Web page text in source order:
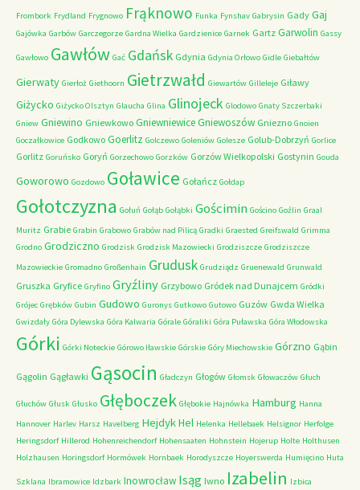
Frombork Frydland Frygnowo Frąknowo Funka Fynshav Gabrysin Gady Gaj
Gajówka Garbów Garczegorze Gardna Wielka Gardzienice Garnek Gartz Garwolin Gassy
Gawłowo Gawłów Gać Gdańsk Gdynia Gdynia Orłowo Gidle Giebałtów
Gierwaty Gierłoż Giethoorn Gietrzwałd Giewartów Gilleleje Giławy
Giżycko Giżycko Olsztyn Glaucha Glina Glinojeck Glodowo Gnaty Szczerbaki
Gniew Gniewino Gniewkowo GniewniewiceGniewoszów Gniezno Gnoien
Goczałkowice Godkowo Goerlitz Golczewo Goleniów Golesze Golub-Dobrzyń Gorlice
Gorlitz Goruńsko Goryń Gorzechowo Gorzków Gorzów Wielkopolski Gostynin Gouda
Goworowo Gozdowo Goławice Gołańcz Gołdap
Gołotczyzna Gołuń Gołąb Gołąbki Gościmin Gościno Goźlin Graal
Muritz Grabie Grabin Grabowo Grabów nad Pilicą Gradki Graested Greifswald Grimma
Grodno Grodziczno Grodzisk Grodzisk Mazowiecki Grodziszcze Grodziszcze
Mazowieckie Gromadno Großenhain Grudusk Grudziądz Gruenewald Grunwald
Gruszka Gryfice Gryfino Gryźliny Grzybowo Gródek nad Dunajcem Gródki
Grójec Grębków Gubin Gudowo Guronys Gutkowo Gutowo Guzów Gwda Wielka
Gwizdały Góra Dylewska Góra Kalwaria Górale Góraliki Góra Puławska Góra Włodowska
Górki Górki Noteckie Górowo Iławskie Górskie Góry Miechowskie Górzno Gąbin
Gągolin Gągławki Gąsocin Gładczyn Głogów Głomsk Głowaczów Głuch
Głuchów Głusk Głusko Głęboczek Głębokie Hajnówka Hamburg Hanna
Hannover Harlev Harsz Havelberg HejdykHel Helenka Hellebaek Helsignor Herfolge
Heringsdorf Hillerod Hohenreichendorf Hohensaaten Hohnstein Hojerup Holte Holthusen
Holzhausen Horingsdorf Hormówek Hornbaek Horodyszcze Hoyerswerda Humięcino Huta
Szklana Ibramowice Idzbark Inowrocław Isąg Iwno Izabelin Izbica